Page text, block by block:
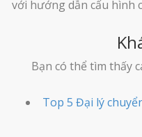
với hướng dẫn cấu hình
Bạn có thể tìm thấy
Top 5 Đại lý